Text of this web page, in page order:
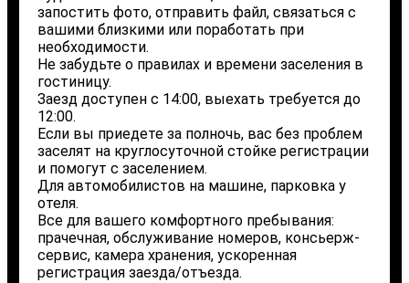
запостить фото, отправить файл, связаться с
вашими близкими или поработать при
необходимости.
Не забудьте о правилах и времени заселения в
гостиницу.
Заезд доступен с 14:00, выехать требуется до
12:00.
Если вы приедете за полночь, вас без проблем
заселят на круглосуточной стойке регистрации
и помогут с заселением.
Для автомобилистов на машине, парковка у
отеля.
Все для вашего комфортного пребывания:
прачечная, обслуживание номеров, консьерж-
сервис, камера хранения, ускоренная
регистрация заезда/отъезда.